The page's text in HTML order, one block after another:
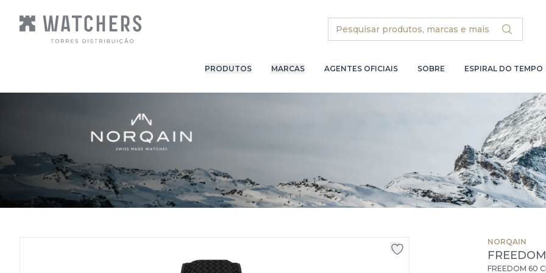
Search
PRODUTOS MARCAS AGENTES OFICIAIS SOBRE ESPIRAL DO TEMPO
NORQAIN
FREEDOM
FREEDOM 60